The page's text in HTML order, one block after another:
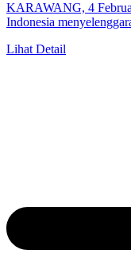
KARAWANG, 4
Indonesia
Lihat Detail